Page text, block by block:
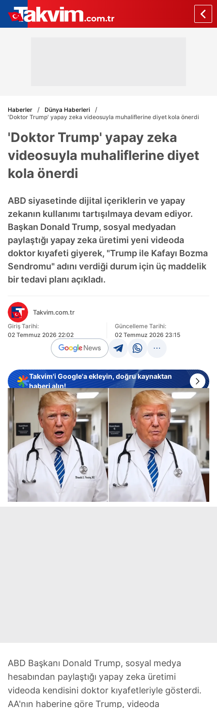
Haberler
Dünya Haberleri
'Doktor Trump' yapay zeka videosuyla muhaliflerine diyet kola önerdi
'Doktor Trump' yapay zeka
videosuyla muhaliflerine diyet
kola önerdi
ABD siyasetinde dijital içeriklerin ve yapay
zekanın kullanımı tartışılmaya devam ediyor.
Başkan Donald Trump, sosyal medyadan
paylaştığı yapay zeka üretimi yeni videoda
doktor kıyafeti giyerek, "Trump ile Kafayı Bozma
Sendromu" adını verdiği durum için üç maddelik
bir tedavi planı açıkladı.
Takvim.com.tr
Giriş Tarihi:
02 Temmuz 2026 22:02
Güncelleme Tarihi:
02 Temmuz 2026 23:15
Takvim'i Google'a ekleyin, doğru kaynaktan
haberi alın!
ABD Başkanı Donald Trump, sosyal medya
hesabından paylaştığı yapay zeka üretimi
videoda kendisini doktor kıyafetleriyle gösterdi.
AA'nın haberine göre Trump, videoda